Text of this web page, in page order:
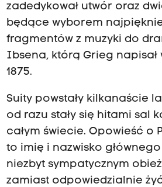
zadedykował utwór oraz
będące wyborem
fragmentów z muzyki do
Ibsena, którą Grieg napisał
1875.
Suity powstały kilkanaście
od razu stały się hitami sal
całym świecie. Opowieść o
to imię i nazwisko
niezbyt sympatycznym
zamiast odpowiedzialnie